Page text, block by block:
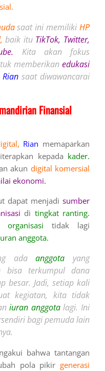
saat ini memilikiHP
baik itu TikTok, Twitter,
Kita akan fokus
memberikan edukasi
Rian saat diwawancarai
Finansial
Rian memaparkan
kepada kader.
akun digital komersial
ekonomi.
dapat menjadi sumber
di tingkat ranting.
organisasi tidak lagi
anggota.
adaanggota yang
bisa terkumpul dana
besar. Jadi, setiap kali
kegiatan, kita tidak
iuran anggotalagi. Ini
bagi pemuda lain
bahwa tantangan
pola pikir generasi